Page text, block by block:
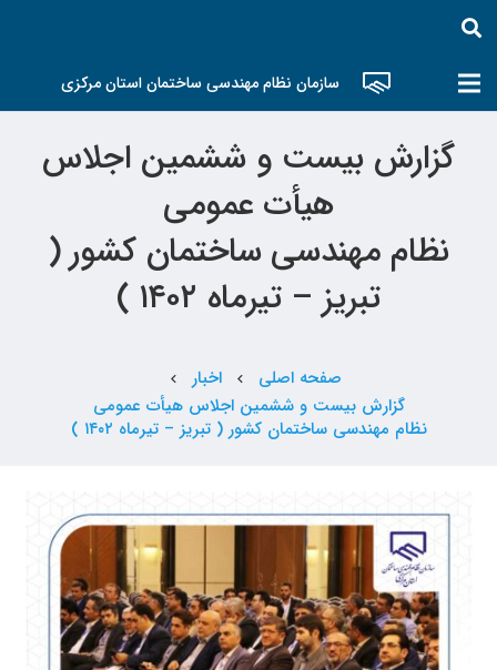
سازمان نظام مهندسی ساختمان استان مرکزی
گزارش بیست و ششمین اجلاس
هیأت عمومی
نظام مهندسی ساختمان کشور (
تبریز – تیرماه ۱۴۰۲ )
صفحه اصلی chevron_left اخبار chevron_left
گزارش بیست و ششمین اجلاس هیأت عمومی
نظام مهندسی ساختمان کشور ( تبریز – تیرماه ۱۴۰۲ )